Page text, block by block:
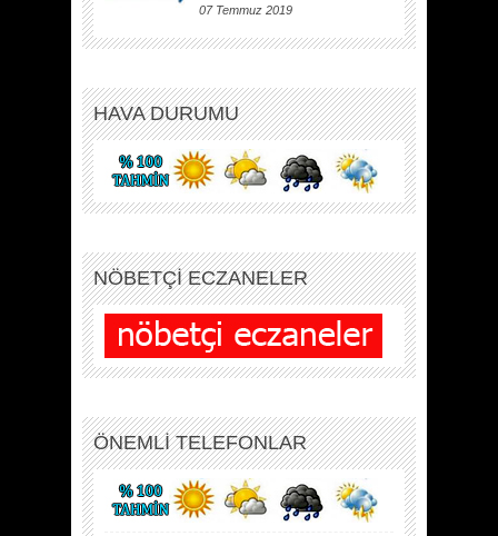
07 Temmuz 2019
HAVA DURUMU
NÖBETÇİ ECZANELER
ÖNEMLİ TELEFONLAR